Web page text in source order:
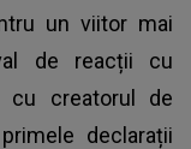
un viitor mai
de reacții cu
cu creatorul de
declarații